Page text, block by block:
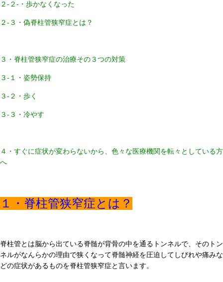
２-２-・歩かなくなった
２-３・偽脊柱管狭窄症とは？
３・脊柱管狭窄症の治療その３つの対策
３-１・姿勢保持
３-２・歩く
３-３・冷やす
４・すぐに症状が変わらないから、色々な医療機関を転々としている方
へ
１・脊柱管狭窄症とは？
脊柱管とは脳から出ている脊髄が背骨の中を通るトンネルで、そのトン
ネルがなんらかの理由で狭くなって脊髄神経を圧迫してしびれや痛みな
どの症状があるものを脊柱管狭窄症と言います。